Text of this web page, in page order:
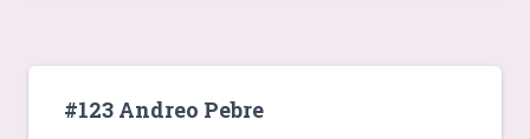
#123 Andreo Pebre